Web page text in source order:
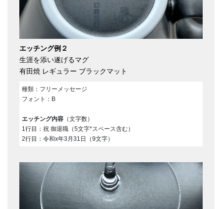
エッチング例２
生涯を添い遂げるマグ
有田焼 レギュラー ブラックマット
種類：フリーメッセージ
フォント：B
エッチング内容 （文字数）
1行目：祝 御退職（5文字*スペース含む）
2行目：令和x年3月31日（9文字）